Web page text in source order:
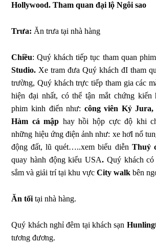
Hollywood. Tham quan đại lộ Ngôi sao
Trưa: Ăn trưa tại nhà hàng
Chiều: Quý khách tiếp tục tham quan
Studio. Xe tram đưa Quý khách đI tham
trường, Quý khách trực tiếp tham gia các
hiện đại nhất, có thể tận mắt chứng kiến
phim kinh điển như: công viên Kỷ
Hàm cá mập hay hồi hộp cực độ khi
những hiệu ứng điện ảnh như: xe hơI nổ
động đất, lũ quét…..xem biểu diễn Thuỷ
quay hành động kiểu USA. Quý khách
sắm và giải trí tại khu vựcCity walk bên
Ăn tối tại nhà hàng.
Quý khách nghỉ đêm tại khách sạn
tương đương.